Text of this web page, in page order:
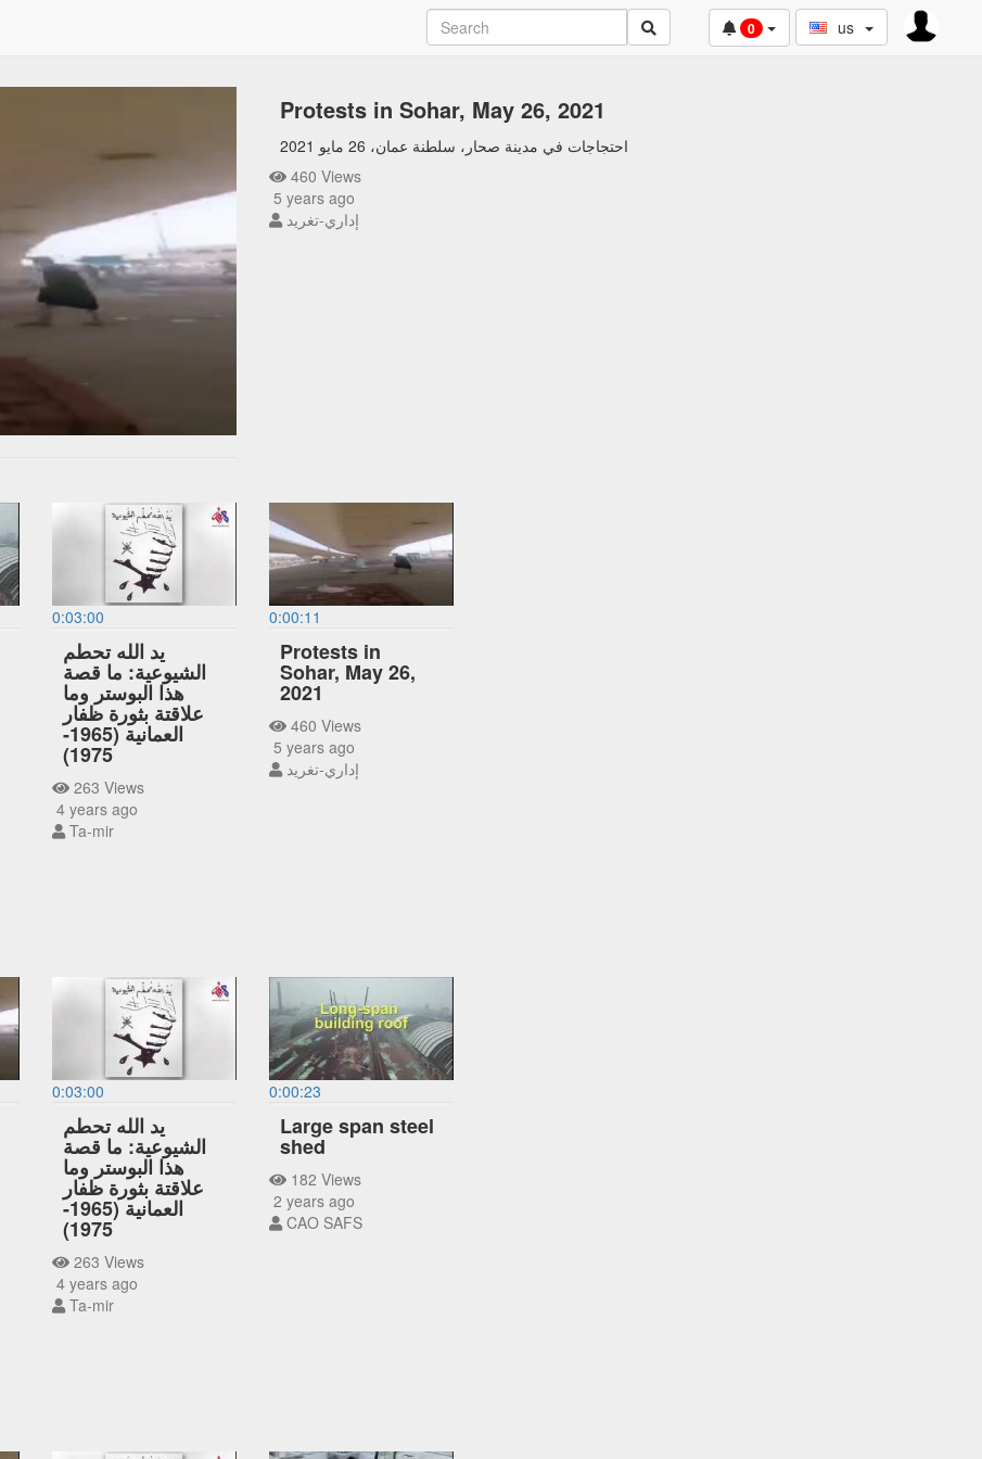
0 us
Protests in Sohar, May 26, 2021
احتجاجات في مدينة صحار، سلطنة عمان، 26 مايو 2021
460 Views
5 years ago
إداري-تغريد
0:03:00
يد الله تحطم
الشيوعية: ما قصة
هذا البوستر وما
علاقتة بثورة ظفار
العمانية (1965-
1975)
263 Views
4 years ago
Ta-mir
0:00:11
Protests in
Sohar, May 26,
2021
460 Views
5 years ago
إداري-تغريد
0:03:00
يد الله تحطم
الشيوعية: ما قصة
هذا البوستر وما
علاقتة بثورة ظفار
العمانية (1965-
1975)
263 Views
4 years ago
Ta-mir
0:00:23
Large span steel
shed
182 Views
2 years ago
CAO SAFS